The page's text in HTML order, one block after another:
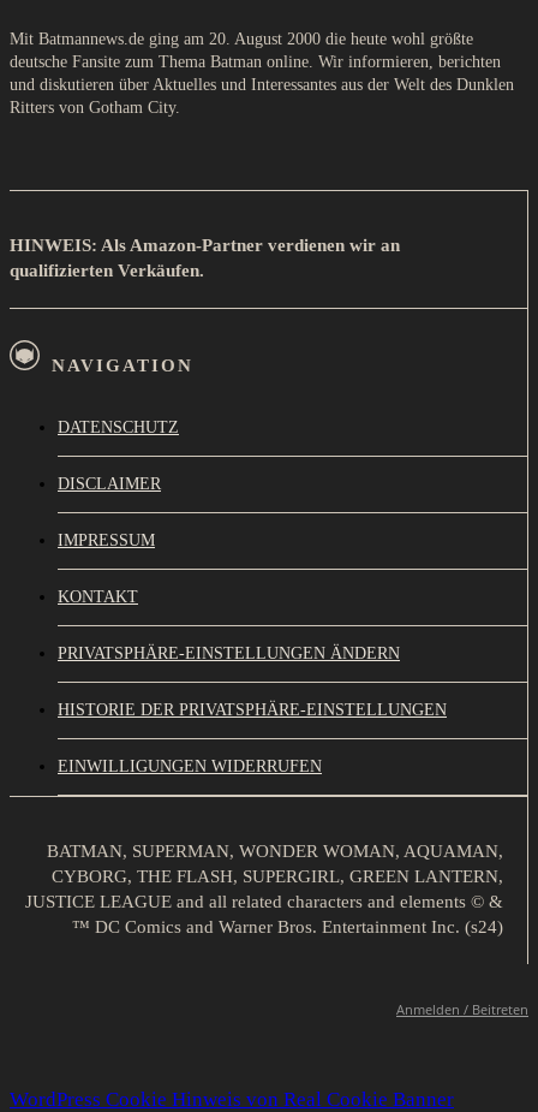
Mit Batmannews.de ging am 20. August 2000 die heute wohl größte
deutsche Fansite zum Thema Batman online. Wir informieren, berichten
und diskutieren über Aktuelles und Interessantes aus der Welt des Dunklen
Ritters von Gotham City.
HINWEIS: Als Amazon-Partner verdienen wir an
qualifizierten Verkäufen.
NAVIGATION
DATENSCHUTZ
DISCLAIMER
IMPRESSUM
KONTAKT
PRIVATSPHÄRE-EINSTELLUNGEN ÄNDERN
HISTORIE DER PRIVATSPHÄRE-EINSTELLUNGEN
EINWILLIGUNGEN WIDERRUFEN
BATMAN, SUPERMAN, WONDER WOMAN, AQUAMAN,
CYBORG, THE FLASH, SUPERGIRL, GREEN LANTERN,
JUSTICE LEAGUE and all related characters and elements © &
™ DC Comics and Warner Bros. Entertainment Inc. (s24)
Anmelden / Beitreten
WordPress Cookie Hinweis von Real Cookie Banner